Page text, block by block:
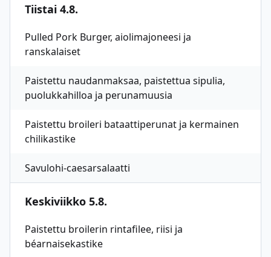
Tiistai 4.8.
Pulled Pork Burger, aiolimajoneesi ja
ranskalaiset
Paistettu naudanmaksaa, paistettua sipulia,
puolukkahilloa ja perunamuusia
Paistettu broileri bataattiperunat ja kermainen
chilikastike
Savulohi-caesarsalaatti
Keskiviikko 5.8.
Paistettu broilerin rintafilee, riisi ja
béarnaisekastike